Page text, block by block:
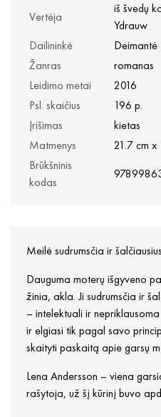
Vertėja
iš švedų
Ydrauw
Dailininkė
Deimantė
Žanras
romanas
Leidimo metai
2016
Psl. skaičius
196 p.
Įrišimas
kietas
Matmenys
21.7 cm x
Brūkšninis
kodas
Meilė sudrumsčia ir
Dauguma moterų išgyveno
žinia, akla. Ji sudrumsčia ir
– intelektuali ir
ir elgiasi tik pagal savo
skaityti paskaitą apie garsų
Lena Andersson – viena
rašytoja, už šį kūrinį buvo